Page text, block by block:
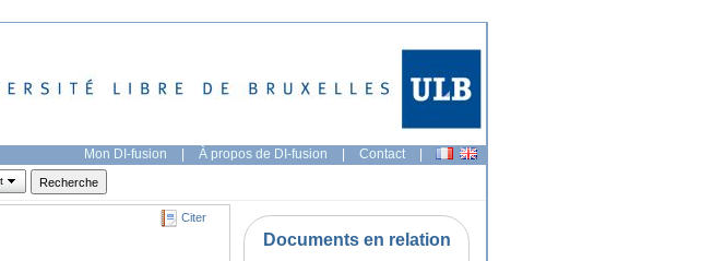
Mon DI-fusion | À propos de DI-fusion | Contact |
Citer
Documents en relation